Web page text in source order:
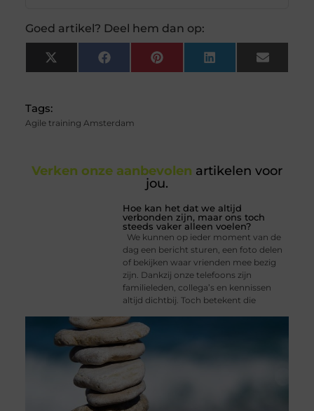
Goed artikel? Deel hem dan op:
X
(Twitter)
FacebookPinterest LinkedIn Email
Tags:
Agile training Amsterdam
Verken onze aanbevolen artikelen voor
jou.
Hoe kan het dat we altijd
verbonden zijn, maar ons toch
steeds vaker alleen voelen?
We kunnen op ieder moment van de
dag een bericht sturen, een foto delen
of bekijken waar vrienden mee bezig
zijn. Dankzij onze telefoons zijn
familieleden, collega’s en kennissen
altijd dichtbij. Toch betekent die